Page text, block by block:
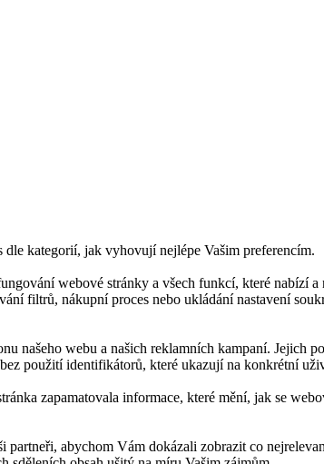
kategorií, jak vyhovují nejlépe Vašim preferencím.
webové stránky a všech funkcí, které
filtrů, nákupní proces nebo ukládání nastavení
našeho webu a našich reklamních kampaní. Jejich
použití identifikátorů, které ukazují na konkrétní
zapamatovala informace, které mění, jak se
abychom Vám dokázali zobrazit co